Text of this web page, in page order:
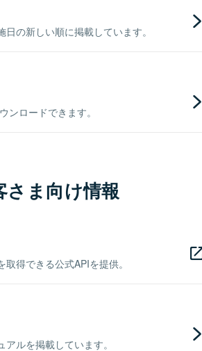
の新しい順に掲載しています。
ンロードできます。
さま向け情報
得できる公式APIを提供。
ルを掲載しています。